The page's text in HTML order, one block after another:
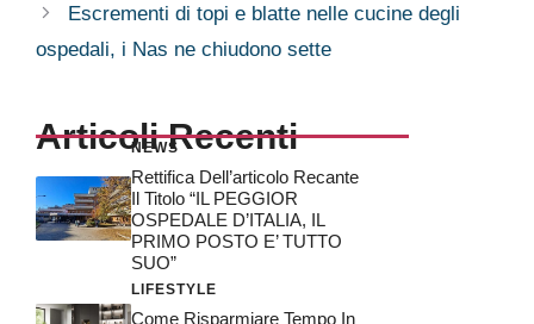
Escrementi di topi e blatte nelle cucine degli
ospedali, i Nas ne chiudono sette
Articoli Recenti
NEWS
Rettifica Dell’articolo Recante
Il Titolo “IL PEGGIOR
OSPEDALE D’ITALIA, IL
PRIMO POSTO E’ TUTTO
SUO”
LIFESTYLE
Come Risparmiare Tempo In